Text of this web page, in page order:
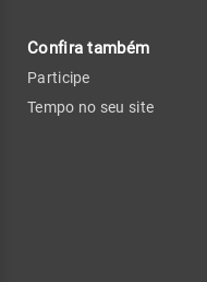
Confira também
Participe
Tempo no seu site